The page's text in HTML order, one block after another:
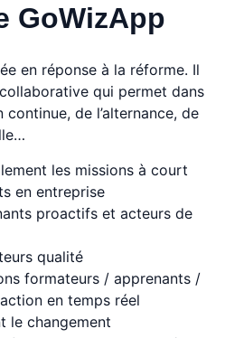
GoWizApp
en réponse à la réforme. Il
collaborative qui permet dans
de l’alternance, de
les missions à court
en entreprise
proactifs et acteurs de
qualité
formateurs / apprenants /
en temps réel
le changement